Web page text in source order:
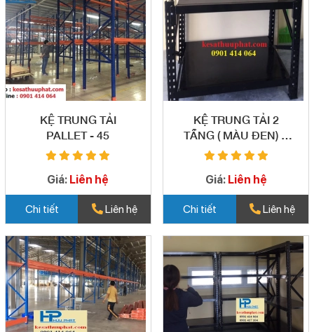
KỆ TRUNG TẢI
PALLET - 45
Giá: Liên hệ
Chi tiết Liên hệ
KỆ TRUNG TẢI 2
TẦNG ( MÀU ĐEN) =
44
Giá: Liên hệ
Chi tiết Liên hệ